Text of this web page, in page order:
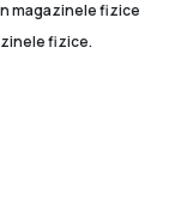
magazinele fizice
fizice.